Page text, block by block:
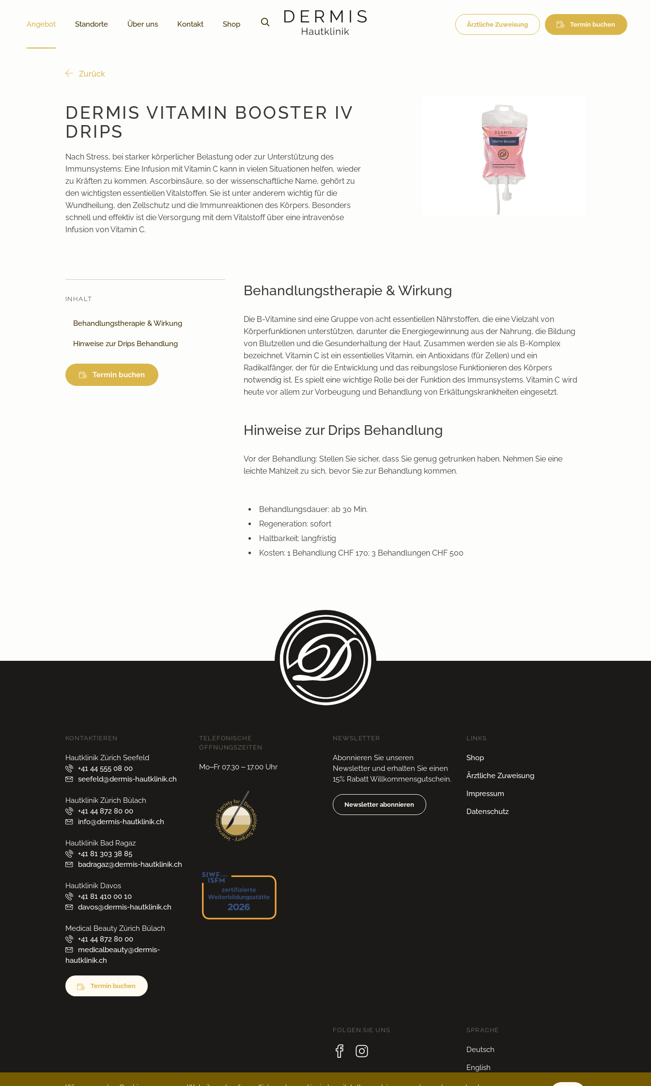
Zurück
DERMIS VITAMIN BOOSTER IV
DRIPS
Nach Stress, bei starker körperlicher Belastung oder zur Unterstützung des
Immunsystems: Eine Infusion mit Vitamin C kann in vielen Situationen helfen, wieder
zu Kräften zu kommen. Ascorbinsäure, so der wissenschaftliche Name, gehört zu
den wichtigsten essentiellen Vitalstoffen. Sie ist unter anderem wichtig für die
Wundheilung, den Zellschutz und die Immunreaktionen des Körpers. Besonders
schnell und effektiv ist die Versorgung mit dem Vitalstoff über eine intravenöse
Infusion von Vitamin C.
INHALT
Behandlungstherapie & Wirkung
Hinweise zur Drips Behandlung
Termin buchen
Behandlungstherapie & Wirkung
Die B-Vitamine sind eine Gruppe von acht essentiellen Nährstoffen, die eine Vielzahl von
Körperfunktionen unterstützen, darunter die Energiegewinnung aus der Nahrung, die Bildung
von Blutzellen und die Gesunderhaltung der Haut. Zusammen werden sie als B-Komplex
bezeichnet. Vitamin C ist ein essentielles Vitamin, ein Antioxidans (für Zellen) und ein
Radikalfänger, der für die Entwicklung und das reibungslose Funktionieren des Körpers
notwendig ist. Es spielt eine wichtige Rolle bei der Funktion des Immunsystems. Vitamin C wird
heute vor allem zur Vorbeugung und Behandlung von Erkältungskrankheiten eingesetzt.
Hinweise zur Drips Behandlung
Vor der Behandlung: Stellen Sie sicher, dass Sie genug getrunken haben. Nehmen Sie eine
leichte Mahlzeit zu sich, bevor Sie zur Behandlung kommen.
Behandlungsdauer: ab 30 Min.
Regeneration: sofort
Haltbarkeit: langfristig
Kosten: 1 Behandlung CHF 170; 3 Behandlungen CHF 500
Ärztliche Zuweisung Termin buchen
Angebot Standorte Über uns Kontakt Shop
KONTAKTIEREN
Hautklinik Zürich Seefeld
+41 44 555 08 00
seefeld@dermis-hautklinik.ch
Hautklinik Zürich Bülach
+41 44 872 80 00
info@dermis-hautklinik.ch
Hautklinik Bad Ragaz
+41 81 303 38 85
badragaz@dermis-hautklinik.ch
Hautklinik Davos
+41 81 410 00 10
davos@dermis-hautklinik.ch
Medical Beauty Zürich Bülach
+41 44 872 80 00
medicalbeauty@dermis-
hautklinik.ch
Termin buchen
TELEFONISCHE
ÖFFNUNGSZEITEN
Mo–Fr 07.30 – 17.00 Uhr
NEWSLETTER
Abonnieren Sie unseren
Newsletter und erhalten Sie einen
15% Rabatt Willkommensgutschein.
Newsletter abonnieren
LINKS
Shop
Ärztliche Zuweisung
Impressum
Datenschutz
FOLGEN SIE UNS SPRACHE
Deutsch
English